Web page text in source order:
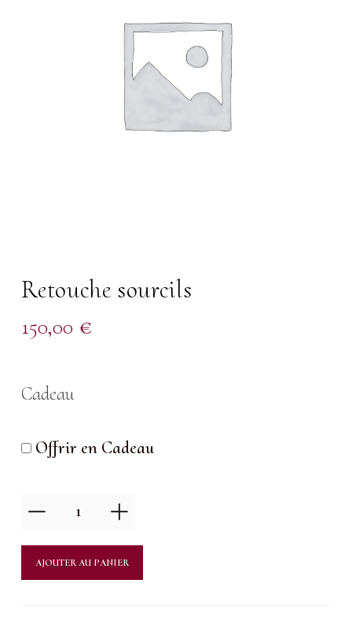
Retouche sourcils
150,00 €
Cadeau
Offrir en Cadeau
quantité
Retouche
AJOUTER AU PANIER